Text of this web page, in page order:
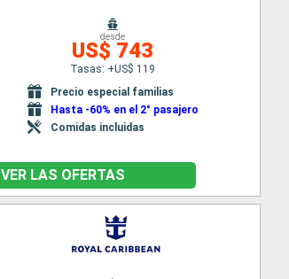
desde
US$ 743
Tasas: +US$ 119
Precio especial familias
Hasta -60% en el 2° pasajero
Comidas incluidas
VER LAS OFERTAS